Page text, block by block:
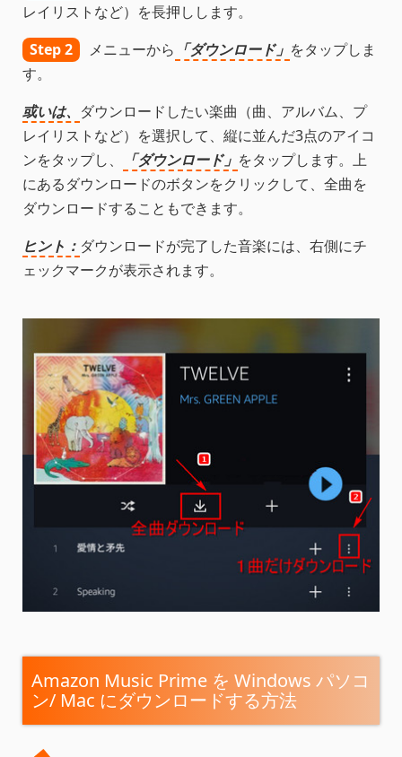
レイリストなど）を長押しします。
Step 2
メニューから 「ダウンロード」 をタップしま
す。
或いは、 ダウンロードしたい楽曲（曲、アルバム、プ
レイリストなど）を選択して、縦に並んだ3点のアイコ
ンをタップし、
「ダウンロード」 をタップします。上
にあるダウンロードのボタンをクリックして、全曲を
ダウンロードすることもできます。
ヒント： ダウンロードが完了した音楽には、右側にチ
ェックマークが表示されます。
Amazon Music Prime を Windows パソコ
ン/ Mac にダウンロードする方法